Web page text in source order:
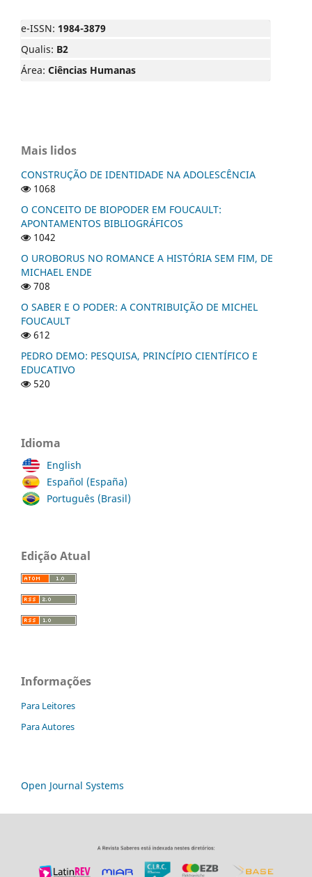
e-ISSN: 1984-3879
Qualis: B2
Área: Ciências Humanas
Mais lidos
CONSTRUÇÃO DE IDENTIDADE NA ADOLESCÊNCIA
1068
O CONCEITO DE BIOPODER EM FOUCAULT:
APONTAMENTOS BIBLIOGRÁFICOS
1042
O UROBORUS NO ROMANCE A HISTÓRIA SEM FIM, DE
MICHAEL ENDE
708
O SABER E O PODER: A CONTRIBUIÇÃO DE MICHEL
FOUCAULT
612
PEDRO DEMO: PESQUISA, PRINCÍPIO CIENTÍFICO E
EDUCATIVO
520
Idioma
English
Español (España)
Português (Brasil)
Edição Atual
Informações
Para Leitores
Para Autores
Open Journal Systems